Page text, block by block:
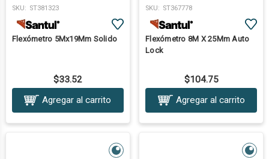
SKU: ST381323
Flexómetro 5Mx19Mm Solido
$33.52
Agregar al carrito
SKU: ST367778
Flexómetro 8M X 25Mm Auto
Lock
$104.75
Agregar al carrito